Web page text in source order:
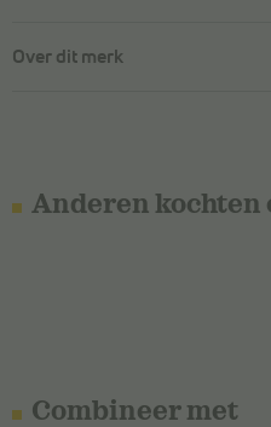
Over dit merk
Anderen kochten
Combineer met